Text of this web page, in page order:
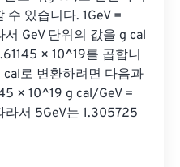
수 있습니다. 1GeV =
GeV 단위의 값을 g cal
× 10^19를 곱합니
cal로 변환하려면 다음과
× 10^19 g cal/GeV =
서 5GeV는 1.305725